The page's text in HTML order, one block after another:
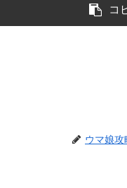
コ
ウマ娘